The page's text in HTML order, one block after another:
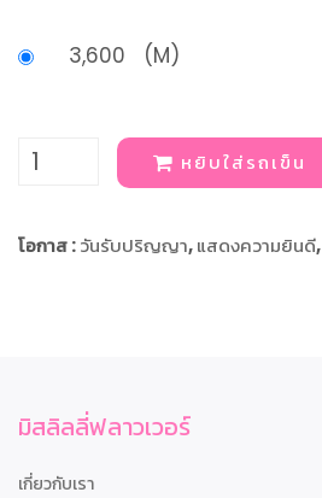
3,600 (M)
หยิบใส่รถเข็น
โอกาส :วันรับปริญญา,แสดงความยินดี,
มิสลิลลี่ฟลาวเวอร์
เกี่ยวกับเรา